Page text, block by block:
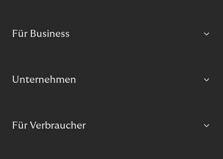
Für Business
Unternehmen
Für Verbraucher